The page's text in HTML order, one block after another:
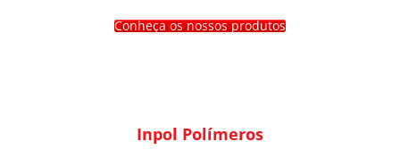
Conheça os nossos produtos
Inpol Polímeros